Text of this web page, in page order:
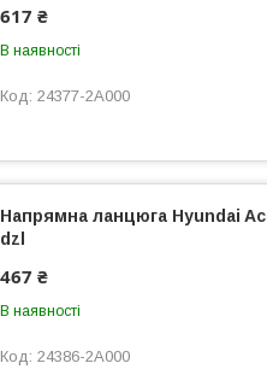
617 ₴
В наявності
24377-2A000
Напрямна ланцюга Hyundai
dzl
467 ₴
В наявності
24386-2A000